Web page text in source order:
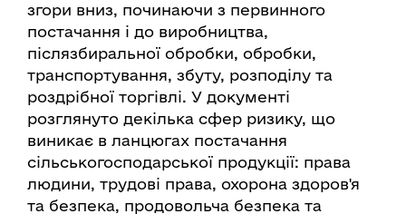
згори вниз, починаючи з первинного
постачання і до виробництва,
післязбиральної обробки, обробки,
транспортування, збуту, розподілу та
роздрібної торгівлі. У документі
розглянуто декілька сфер ризику, що
виникає в ланцюгах постачання
сільськогосподарської продукції: права
людини, трудові права, охорона здоров'я
та безпека, продовольча безпека та